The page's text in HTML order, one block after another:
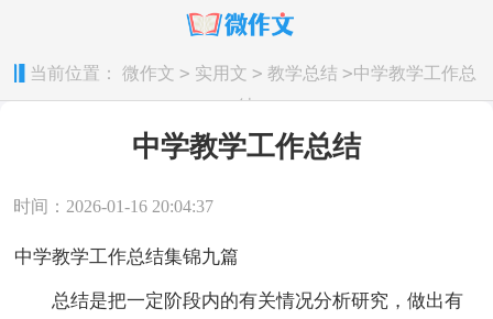
当前位置： 微作文 > 实用文 > 教学总结 >中学教学工作总
结
中学教学工作总结
时间：2026-01-16 20:04:37
中学教学工作总结集锦九篇
总结是把一定阶段内的有关情况分析研究，做出有